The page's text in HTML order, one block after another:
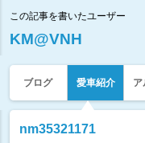
この記事を書いたユーザー
KM@VNH
ブログ 愛車紹介 ア
nm35321171